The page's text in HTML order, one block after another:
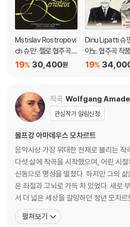
Mstislav Rostropovi
ch 슈만: 첼로 협주곡 /
블로흐: 슐로모 (Schu
o) [HQCD]
30,400원
19%
Dinu Lipatti 슈
아노 협주곡 작
umann: Piano
19%
작곡 Wolfgang
관심작가 알림신청
볼프강 아마데우스 모차르트
음악사상 가장 위대한 천재로 불리는 작
다섯 살에 작곡을 시작했으며, 어린 시
신동으로 명성을 떨쳤다. 하지만 그의
은 좌절과 고뇌로 가득 차 있었다. 새로
서 더 넓은 세상을 갈망하던 청년 모차
와 함께 만하임과 파리로 긴 여행을 떠난
던 것은 첫사랑의 배신과, 낯선 도시 파
펼쳐보기